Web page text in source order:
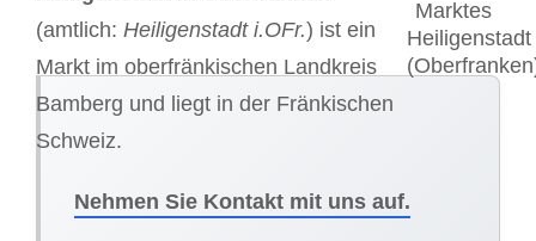
(amtlich: Heiligenstadt i.OFr.) ist ein
Markt im oberfränkischen Landkreis
Bamberg und liegt in der Fränkischen
Schweiz.
Nehmen Sie Kontakt mit uns auf.